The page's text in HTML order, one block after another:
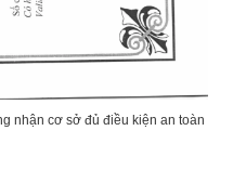
nhận cơ sở đủ điều kiện an toàn